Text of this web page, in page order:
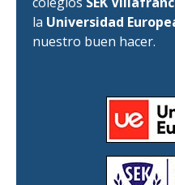
la Universidad
nuestro buen hacer.